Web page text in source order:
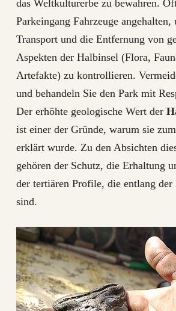
das Weltkulturerbe zu bewahren.
Parkeingang Fahrzeuge
Transport und die Entfernung von
Aspekten der Halbinsel (Flora,
Artefakte) zu kontrollieren.
und behandeln Sie den Park mit
Der erhöhte geologische Wert der
ist einer der Gründe, warum sie
erklärt wurde. Zu den Absichten
gehören der Schutz, die Erhaltung
der tertiären Profile, die entlang der
sind.